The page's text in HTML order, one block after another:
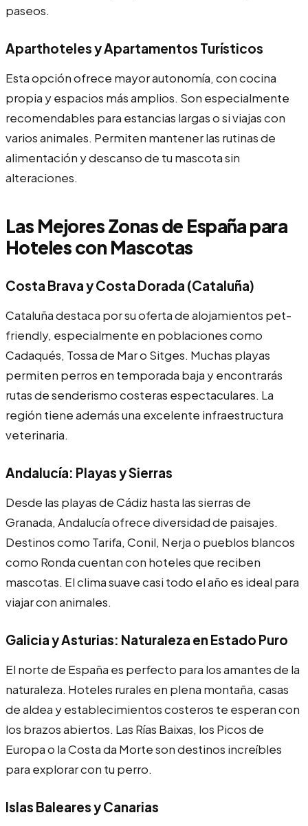
paseos.
Aparthoteles y Apartamentos Turísticos
Esta opción ofrece mayor autonomía, con cocina
propia y espacios más amplios. Son especialmente
recomendables para estancias largas o si viajas con
varios animales. Permiten mantener las rutinas de
alimentación y descanso de tu mascota sin
alteraciones.
Las Mejores Zonas de España para
Hoteles con Mascotas
Costa Brava y Costa Dorada (Cataluña)
Cataluña destaca por su oferta de alojamientos pet-
friendly, especialmente en poblaciones como
Cadaqués, Tossa de Mar o Sitges. Muchas playas
permiten perros en temporada baja y encontrarás
rutas de senderismo costeras espectaculares. La
región tiene además una excelente infraestructura
veterinaria.
Andalucía: Playas y Sierras
Desde las playas de Cádiz hasta las sierras de
Granada, Andalucía ofrece diversidad de paisajes.
Destinos como Tarifa, Conil, Nerja o pueblos blancos
como Ronda cuentan con hoteles que reciben
mascotas. El clima suave casi todo el año es ideal para
viajar con animales.
Galicia y Asturias: Naturaleza en Estado Puro
El norte de España es perfecto para los amantes de la
naturaleza. Hoteles rurales en plena montaña, casas
de aldea y establecimientos costeros te esperan con
los brazos abiertos. Las Rías Baixas, los Picos de
Europa o la Costa da Morte son destinos increíbles
para explorar con tu perro.
Islas Baleares y Canarias